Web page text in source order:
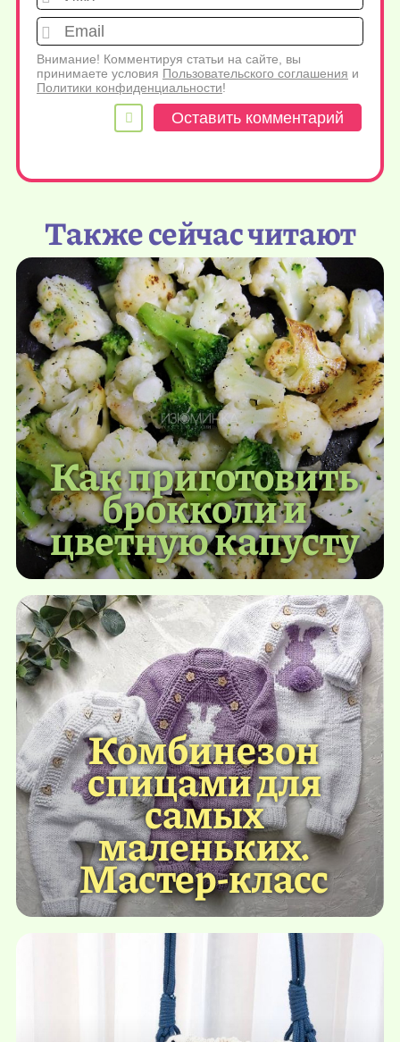
Внимание! Комментируя статьи на сайте, вы
принимаете условия Пользовательского соглашения и
Политики конфиденциальности!
Также сейчас читают
Как приготовить
брокколи и
цветную капусту
Комбинезон
спицами для
самых
маленьких.
Мастер-класс